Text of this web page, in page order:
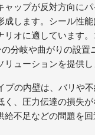
ップが反対方向に
します。シール性
オに適しています。
分岐や曲がりの設
ューションを提供し
の内壁は、バリや
、圧力伝達の損失が
不足などの問題を